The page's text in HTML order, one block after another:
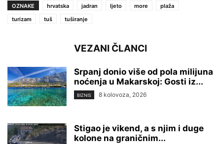
OZNAKE
hrvatska jadran ljeto more
plaža
turizam
tuš tuširanje
VEZANI ČLANCI
Srpanj donio više od pola milijuna
noćenja u Makarskoj: Gosti iz...
BIZNIS 8 kolovoza, 2026
Stigao je vikend, a s njim i duge
kolone na graničnim...